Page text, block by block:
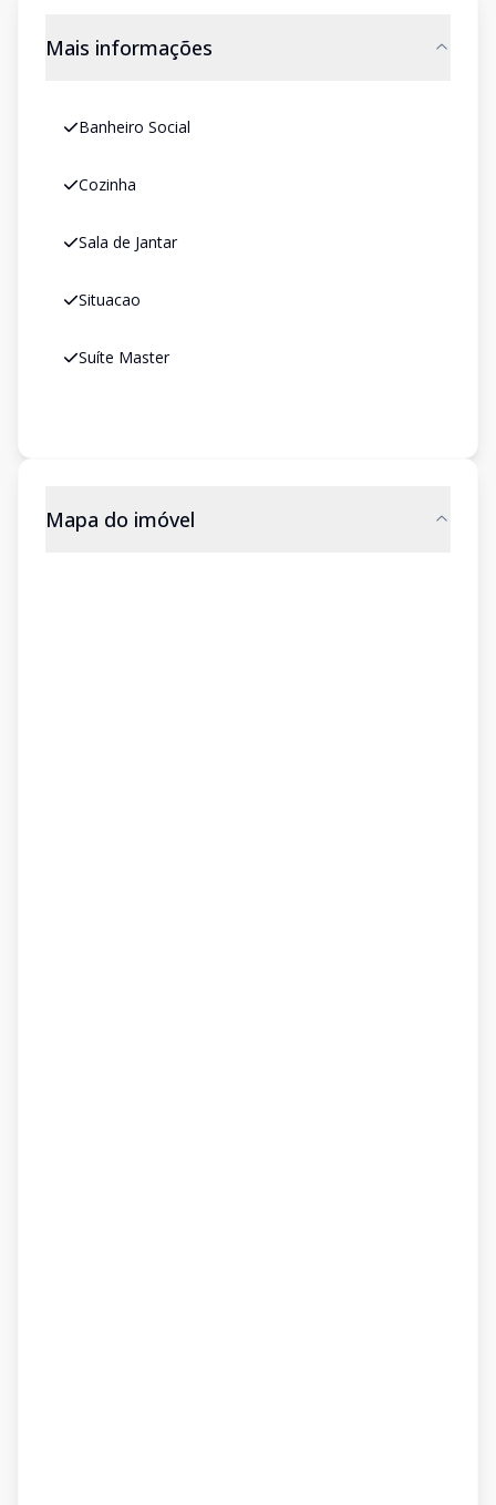
Mais informações
Banheiro Social
Cozinha
Sala de Jantar
Situacao
Suíte Master
Mapa do imóvel